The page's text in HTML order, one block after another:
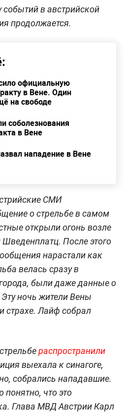
в австрийской
продолжается.
официальную
в Вене. Один
на свободе
соболезнования
в Вене
нападение в Вене
СМИ
о стрельбе в самом
открыли огонь возле
После этого
нарастали как
велась сразу в
были даже данные о
ночь жители Вены
страхе. Лайф собрал
распространили
выехала к синагоге,
собрались нападавшие.
понятно, что это
Глава МВД Австрии Карл